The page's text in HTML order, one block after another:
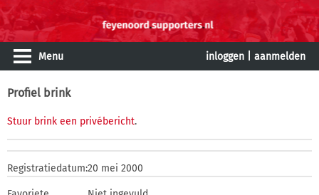
Menu inloggen aanmelden
Profiel brink
Stuur brink een privébericht.
Registratiedatum:20 mei 2000